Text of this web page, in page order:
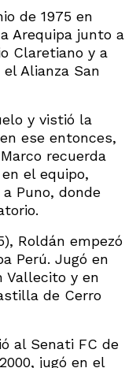
de 1975 en
Arequipa junto a
Claretiano y a
Alianza San
y vistió la
ese entonces,
recuerda
el equipo,
Puno, donde
Roldán empezó
Perú. Jugó en
Vallecito y en
de Cerro
al Senati FC de
jugó en el